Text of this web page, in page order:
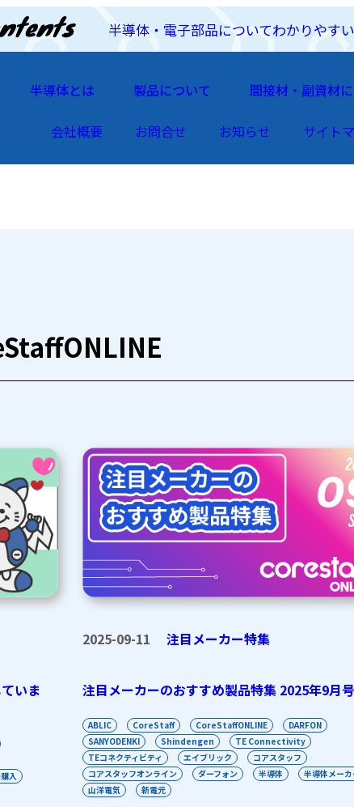
半導体・電子部品についてわかりやす
半導体とは 製品について 間接材・副資材
会社概要 お問合せ お知らせ サイト
いま
入
2025-09-11 注目メーカー特集
注目メーカーのおすすめ製品特集 2025年9月号
ABLIC CoreStaff CoreStaffONLINE
DARFON
SANYODENKI
Shindengen
TE Connectivity
TEコネクティビティ
エイブリック
コアスタッフ
コアスタッフオンライン
ダーフォン 半導体
半導体メーカ
山洋電気
新電元